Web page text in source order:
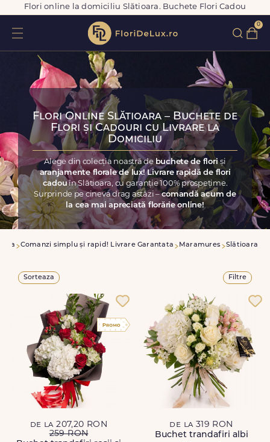
Flori online la domiciliu Slătioara. Buchete Flori Cadou
0
Flori Online Slătioara – Buchete de
Flori și Cadouri cu Livrare la
Domiciliu
Alege din colecția noastră de buchete de floriși
aranjamente florale de lux! Livrare rapidă de flori
cadouîn Slătioara, cu garanție 100% prospețime.
Surprinde pe cineva drag astăzi –comandă acum de
la cea mai apreciată florărie online!
Comanzi simplu și rapid! Livrare Garantata Maramures Slătioara
Sorteaza Filtre
de la 207,20 RON
259 RON
de la 319 RON
Buchet trandafiri albi